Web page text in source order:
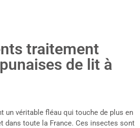
traitement
de lit à
un véritable fléau qui touche de plus en
dans toute la France. Ces insectes sont